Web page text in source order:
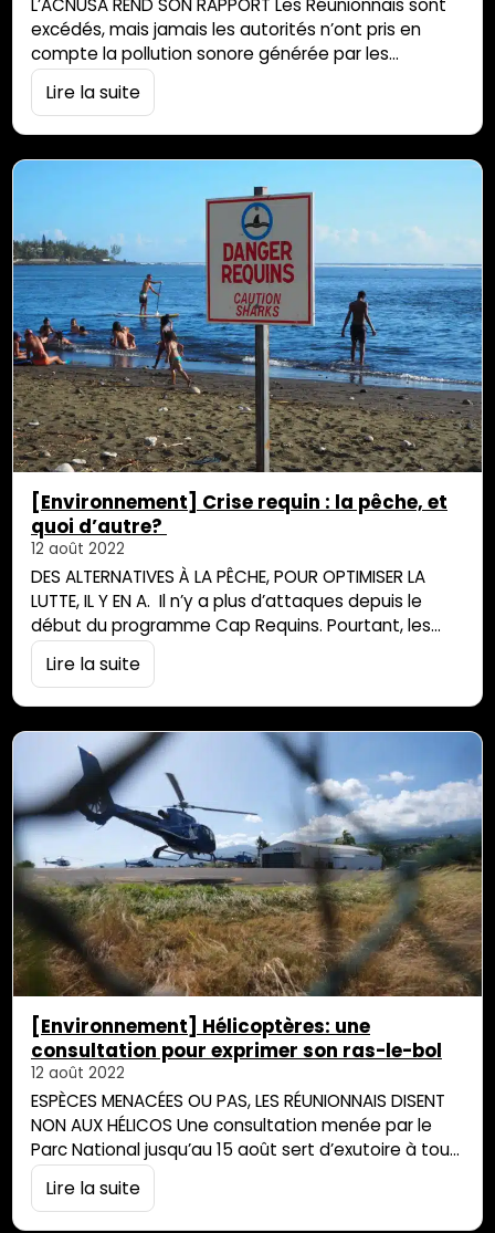
L’ACNUSA REND SON RAPPORT Les Réunionnais sont
excédés, mais jamais les autorités n’ont pris en
compte la pollution sonore générée par les
hélicoptères. Des nuisances reconnues aujourd’hui
dans un rapport rendu par l’Acnusa. Quand on parle
Lire la suite
[Environnement] Crise requin : la pêche, et
quoi d’autre?
12 août 2022
DES ALTERNATIVES À LA PÊCHE, POUR OPTIMISER LA
LUTTE, IL Y EN A. Il n’y a plus d’attaques depuis le
début du programme Cap Requins. Pourtant, les
scientifiques dénoncent une « pêche inutile et
aveugle ». Composition physique ou chimique de
pour faire différemment. « Les…
Lire la suite
[Environnement] Hélicoptères: une
consultation pour exprimer son ras-le-bol
12 août 2022
ESPÈCES MENACÉES OU PAS, LES RÉUNIONNAIS DISENT
NON AUX HÉLICOS Une consultation menée par le
Parc National jusqu’au 15 août sert d’exutoire à tous
ceux qui s’élèvent contre les nuisances des
hélicoptères. « Il est rappelé que la question du
Lire la suite